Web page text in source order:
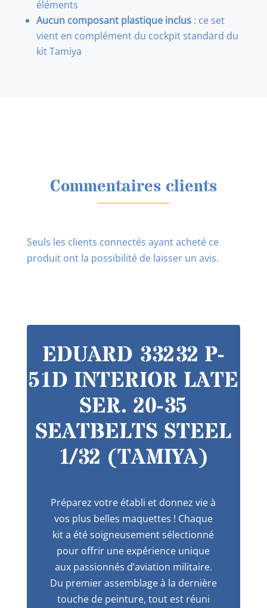
éléments
Aucun composant plastique inclus: ce set
vient en complément du cockpit standard du
kit Tamiya
Commentaires clients
Seuls les clients connectés ayant acheté ce
produit ont la possibilité de laisser un avis.
EDUARD 33232 P-
51D INTERIOR LATE
SER. 20-35
SEATBELTS STEEL
1/32 (TAMIYA)
Préparez votre établi et donnez vie à
vos plus belles maquettes ! Chaque
kit a été soigneusement sélectionné
pour offrir une expérience unique
aux passionnés d’aviation militaire.
Du premier assemblage à la dernière
touche de peinture, tout est réuni